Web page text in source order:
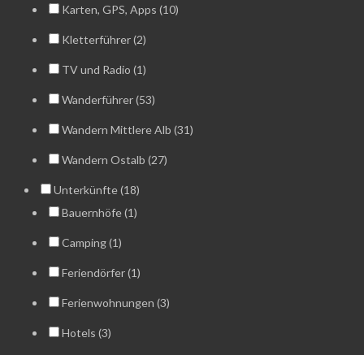
Karten, GPS, Apps (10)
Kletterführer (2)
TV und Radio (1)
Wanderführer (53)
Wandern Mittlere Alb (31)
Wandern Ostalb (27)
Unterkünfte (18)
Bauernhöfe (1)
Camping (1)
Feriendörfer (1)
Ferienwohnungen (3)
Hotels (3)